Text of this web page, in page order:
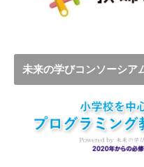
未来の学びコンソーシア